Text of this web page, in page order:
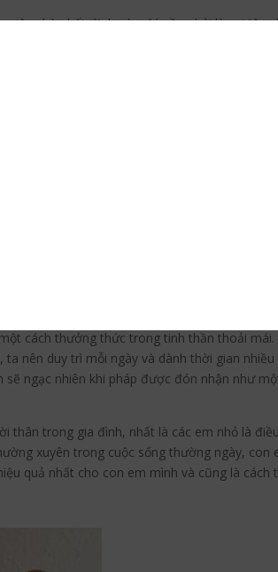
nhà nhất định nào đó cần phải làm. Việc
bực bội, cáu gắt vì mệt mỏi, căng thẳng
tâm lý cứ nặng nề mỗi ngày. Mọi việc sẽ
thế nào. Với công việc nhà, đừng quá ôm
bách thì ta làm trước. Xong việc này, ta
đồng thời tập con em chúng ta dần quen
Những lúc rảnh rỗi, các bậc phụ huynh
cách để cả cha mẹ và con cùng tu. Rất
lời ca chuyển tải giá trị đạo đức ướp
khi đang lau quét bàn thờ Phật, hoặc rủ
trong đạo Phật, kể các em nghe những
làm việc nhà, vừa dạy con, vừa tu, vừa thư
ngày để nghe pháp, đọc sách Phật pháp.
cách thưởng thức trong tinh thần thoải
nên duy trì mỗi ngày và dành thời gian
ngạc nhiên khi pháp được đón nhận như
thân trong gia đình, nhất là các em nhỏ là
xuyên trong cuộc sống thường ngày,
quả nhất cho con em mình và cũng là